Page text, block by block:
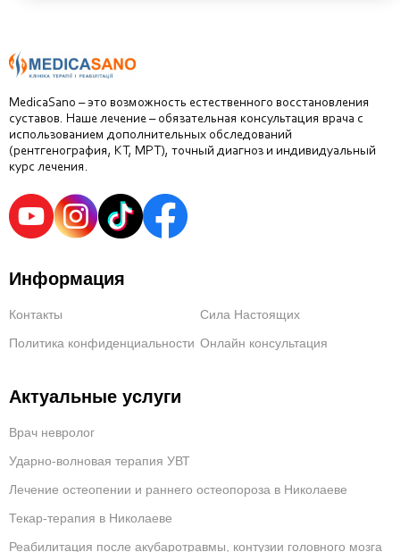
MedicaSano – это возможность естественного восстановления
суставов. Наше лечение – обязательная консультация врача с
использованием дополнительных обследований
(рентгенография, КТ, МРТ), точный диагноз и индивидуальный
курс лечения.
Информация
Контакты
Сила Настоящих
Политика конфиденциальности Онлайн консультация
Актуальные услуги
Врач невролог
Ударно-волновая терапия УВТ
Лечение остеопении и раннего остеопороза в Николаеве
Текар-терапия в Николаеве
Реабилитация после акубаротравмы, контузии головного мозга